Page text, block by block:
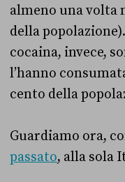
almeno una volta
della
cocaina, invece,
l’hanno
cento della
Guardiamo ora,
passato, alla sola